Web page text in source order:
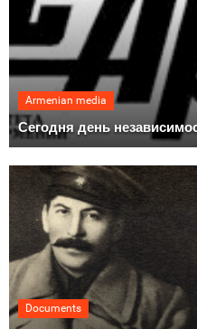
Armenian media
Сегодня день
Documents